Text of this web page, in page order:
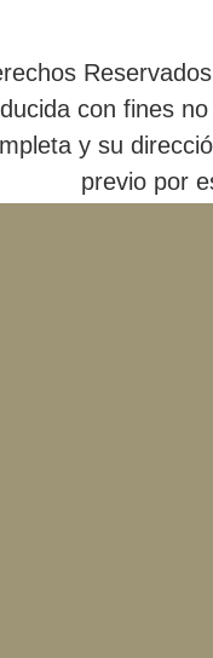
con fines
y su
previo por